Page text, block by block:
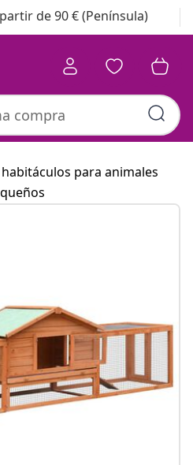
de 90 € (Península)
habitáculos para animales